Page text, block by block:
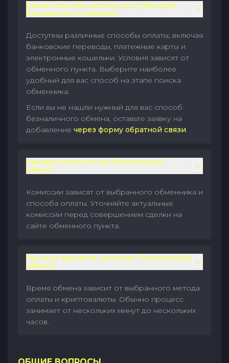
Какие способы оплаты доступны для
безналичного обмена?
Доступны различные способы оплаты, включая
банковские переводы, платежные карты и
электронные кошельки. Условия зависят от
обменного пункта. Выберите наиболее
удобный для вас способ на этапе поиска
обменника.
Если вы не нашли нужный для вас способ
безналичного обмена, оставьте заявку на
добавление через форму обратной связи.
Каковы комиссии за безналичный
обмен?
Комиссии зависят от выбранного обменника и
способа оплаты. Уточняйте актуальные
комиссии перед совершением сделки на
сайте обменного пункта.
Сколько времени занимает безналичный
обмен?
Время обмена зависит от выбранного метода
оплаты и криптовалюты. Обычно процесс
занимает от нескольких минут до нескольких
часов.